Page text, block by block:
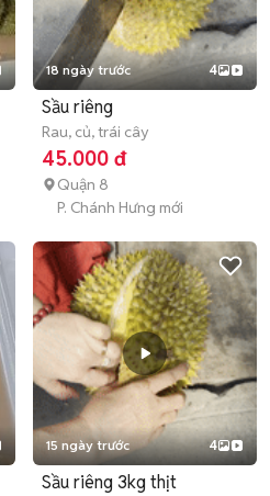
18 ngày trước 4
Sầu riêng
Rau, củ, trái cây
45.000 đ
Quận 8
P. Chánh Hưng mới
15 ngày trước 4
Sầu riêng 3kg thịt